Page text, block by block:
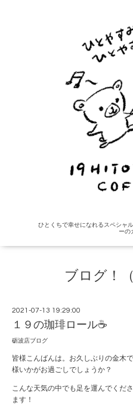
ひとくちで幸せになれるスペシャ
ーの
ブログ！
2021-07-13 19:29:00
１９の珈琲ロール☕️
砺波店ブログ
皆様こんばんは。お久しぶりの金木
様いかがお過ごしでしょうか？
こんな天気の中でも足を運んでくだ
ます！